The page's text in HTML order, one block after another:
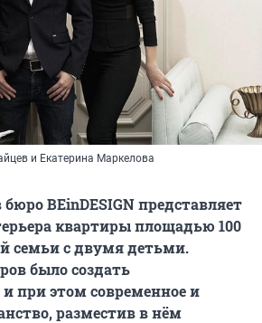
и Екатерина Маркелова
бюро BEinDESIGN представляет
квартиры площадью 100
семьи с двумя детьми.
было создать
при этом современное и
разместив в нём